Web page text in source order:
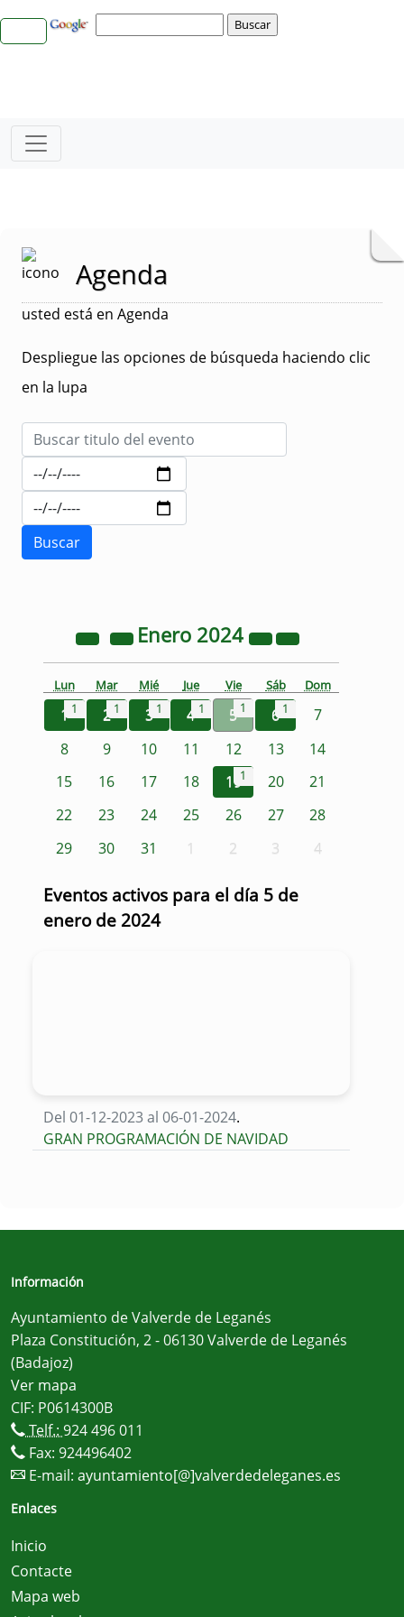
Agenda
usted está en Agenda
Despliegue las opciones de búsqueda haciendo clic
en la lupa
Enero 2024
Lun Mar Mié Jue Vie Sáb Dom
1 1 2 1 3 1 4 1 5 1 6 1
7
8
9 10 11 12 13
14
15
16 17 18 191 20
21
22
23 24 25 26 27
28
29
30 31 1 2 3 4
Eventos activos para el día 5 de
enero de 2024
Del 01-12-2023 al 06-01-2024.
GRAN PROGRAMACIÓN DE NAVIDAD
Información
Ayuntamiento de Valverde de Leganés
Plaza Constitución, 2 - 06130 Valverde de Leganés
(Badajoz)
Ver mapa
CIF: P0614300B
Telf.: 924 496 011
Fax: 924496402
E-mail: ayuntamiento[@]valverdedeleganes.es
Enlaces
Inicio
Contacte
Mapa web